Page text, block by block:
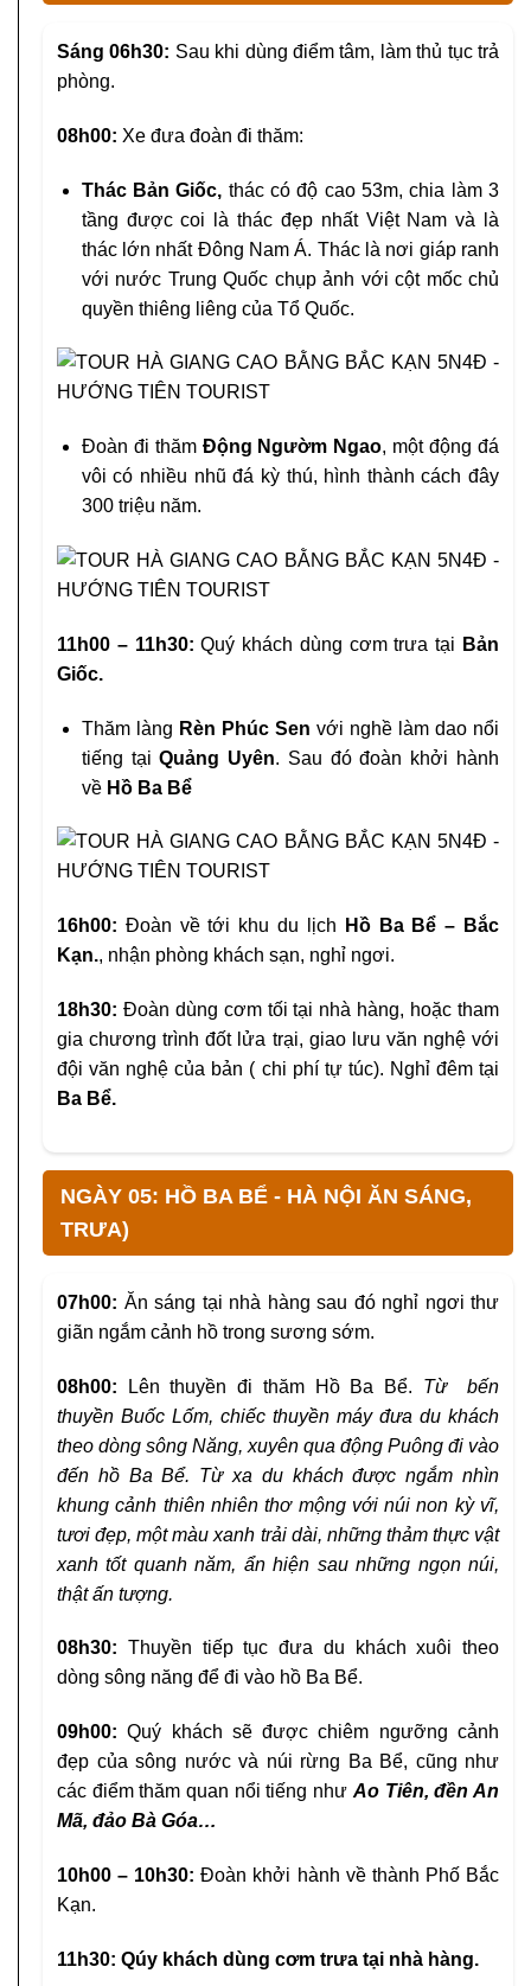
Sáng 06h30: Sau khi dùng điểm tâm, làm thủ tục trả
phòng.
08h00: Xe đưa đoàn đi thăm:
Thác Bản Giốc, thác có độ cao 53m, chia làm 3
tầng được coi là thác đẹp nhất Việt Nam và là
thác lớn nhất Đông Nam Á. Thác là nơi giáp ranh
với nước Trung Quốc chụp ảnh với cột mốc chủ
quyền thiêng liêng của Tổ Quốc.
Đoàn đi thăm Động Ngườm Ngao, một động đá
vôi có nhiều nhũ đá kỳ thú, hình thành cách đây
300 triệu năm.
11h00 – 11h30: Quý khách dùng cơm trưa tại Bản
Giốc.
Thăm làng Rèn Phúc Sen với nghề làm dao nổi
tiếng tạiQuảng Uyên. Sau đó đoàn khởi hành
về Hồ Ba Bể
16h00: Đoàn về tới khu du lịch
Hồ Ba Bể – Bắc
Kạn., nhận phòng khách sạn, nghỉ ngơi.
18h30: Đoàn dùng cơm tối tại nhà hàng, hoặc tham
gia chương trình đốt lửa trại, giao lưu văn nghệ với
đội văn nghệ của bản ( chi phí tự túc). Nghỉ đêm tại
Ba Bể.
NGÀY 05: HỒ BA BỂ - HÀ NỘI ĂN SÁNG,
TRƯA)
07h00: Ăn sáng tại nhà hàng sau đó nghỉ ngơi thư
giãn ngắm cảnh hồ trong sương sớm.
08h00: Lên thuyền đi thăm Hồ Ba Bể. Từbến
thuyền Buốc Lốm, chiếc thuyền máy đưa du khách
theo dòng sông Năng, xuyên qua động Puông đi vào
đến hồ Ba Bể. Từ xa du khách được ngắm nhìn
khung cảnh thiên nhiên thơ mộng với núi non kỳ vĩ,
tươi đẹp, một màu xanh trải dài, những thảm thực vật
xanh tốt quanh năm, ẩn hiện sau những ngọn núi,
thật ấn tượng.
08h30: Thuyền tiếp tục đưa du khách xuôi theo
dòng sông năng để đi vào hồ Ba Bể.
09h00: Quý khách sẽ được chiêm ngưỡng cảnh
đẹp của sông nước và núi rừng Ba Bể, cũng như
các điểm thăm quan nổi tiếng như Ao Tiên, đền An
Mã, đảo Bà Góa…
10h00 – 10h30:Đoàn khởi hành về thành Phố Bắc
Kạn.
11h30: Qúy khách dùng cơm trưa tại nhà hàng.